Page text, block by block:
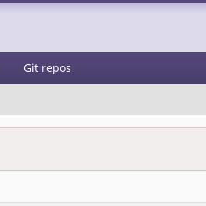
Git repos